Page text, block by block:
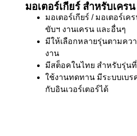
มอเตอร์เกียร์ สำหรับเครน
มอเตอร์เกียร์ / มอเตอร์เ
ขับฯ งานเครน และอื่นๆ
มีให้เลือกหลายรุ่นตามคว
งาน
มีสต็อคในไทย สำหรับรุ่น
ใช้งานทดทาน มีระบบเบ
กับอินเวอร์เตอร์ได้